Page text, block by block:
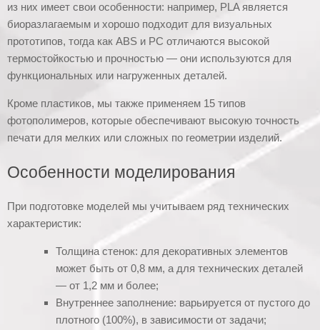
из них имеет свои особенности: например, PLA является
биоразлагаемым и хорошо подходит для визуальных
прототипов, тогда как ABS и PC отличаются высокой
термостойкостью и прочностью — они используются для
функциональных или нагруженных деталей.
Кроме пластиков, мы также применяем 15 типов
фотополимеров, которые обеспечивают высокую точность
печати для мелких или сложных по геометрии изделий.
Особенности моделирования
При подготовке моделей мы учитываем ряд технических
характеристик:
Толщина стенок: для декоративных элементов
может быть от 0,8 мм, а для технических деталей
— от 1,2 мм и более;
Внутреннее заполнение: варьируется от пустого до
плотного (100%), в зависимости от задачи;